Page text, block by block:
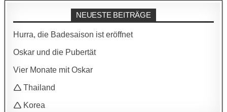
NEUESTE BEITRÄGE
Hurra, die Badesaison ist eröffnet
Oskar und die Pubertät
Vier Monate mit Oskar
🛆 Thailand
🛆 Korea